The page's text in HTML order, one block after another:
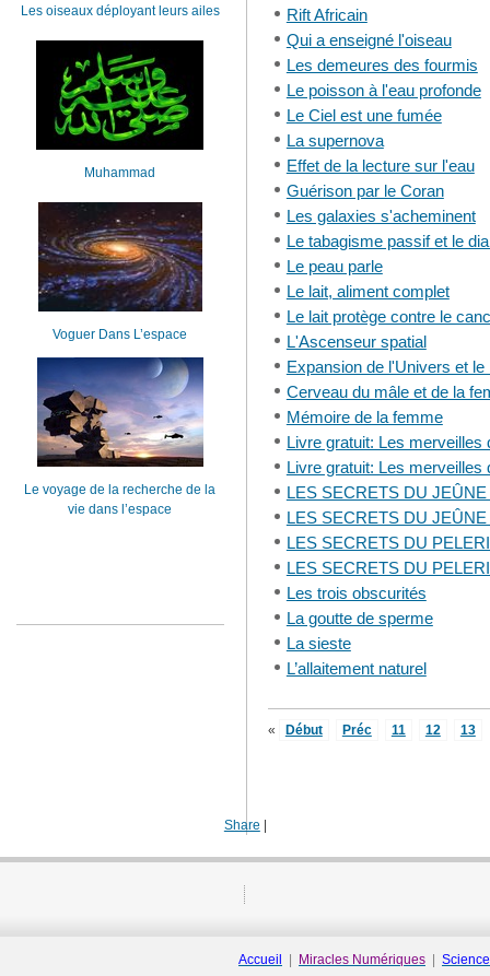
Rift Africain
Qui a enseigné l'oiseau
Les demeures des fourmis
Le poisson à l'eau profonde
Le Ciel est une fumée
La supernova
Effet de la lecture sur l'eau
Guérison par le Coran
Les galaxies s'acheminent
Le tabagisme passif et le
Le peau parle
Le lait, aliment complet
Le lait protège contre le
L'Ascenseur spatial
Expansion de l'Univers et le
Cerveau du mâle et de la
Mémoire de la femme
Livre gratuit: Les merveilles
Livre gratuit: Les merveilles
LES SECRETS DU JEÛNE
LES SECRETS DU JEÛNE
LES SECRETS DU
LES SECRETS DU
Les trois obscurités
La goutte de sperme
La sieste
L’allaitement naturel
« Début Préc 11 12 13
Share
Les oiseaux déployant leurs ailes
Muhammad
Voguer Dans L’espace
Le voyage de la recherche de la
vie dans l’espace
Accueil Miracles Numériques